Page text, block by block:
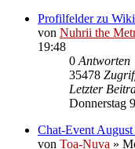
Profilfelder zu
von Nuhrii the
19:48
0 Antworten
35478
Letzter
Donnerstag
Chat-Event
von Toa-Nuva »